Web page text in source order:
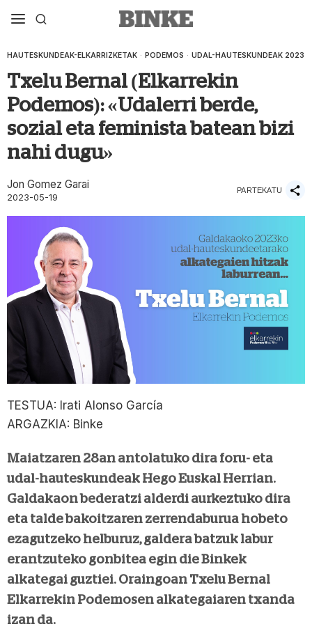
HAUTESKUNDEAK-ELKARRIZKETAK · PODEMOS · UDAL-HAUTESKUNDEAK 2023
Txelu Bernal (Elkarrekin
Podemos): «Udalerri berde,
sozial eta feminista batean bizi
nahi dugu»
Jon Gomez Garai
2023-05-19
PARTEKATU
TESTUA: Irati Alonso García
ARGAZKIA: Binke
Maiatzaren 28an antolatuko dira foru- eta
udal-hauteskundeak Hego Euskal Herrian.
Galdakaon bederatzi alderdi aurkeztuko dira
eta talde bakoitzaren zerrendaburua hobeto
ezagutzeko helburuz, galdera batzuk labur
erantzuteko gonbitea egin die Binkek
alkategai guztiei. Oraingoan Txelu Bernal
Elkarrekin Podemosen alkategaiaren txanda
izan da.